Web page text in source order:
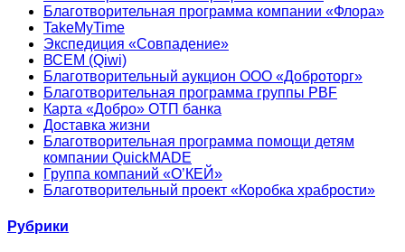
Благотворительная программа компании «Флора»
TakeMyTime
Экспедиция «Совпадение»
ВСЕМ (Qiwi)
Благотворительный аукцион ООО «Доброторг»
Благотворительная программа группы PBF
Карта «Добро» ОТП банка
Доставка жизни
Благотворительная программа помощи детям
компании QuickMADE
Группа компаний «О’КЕЙ»
Благотворительный проект «Коробка храбрости»
Рубрики